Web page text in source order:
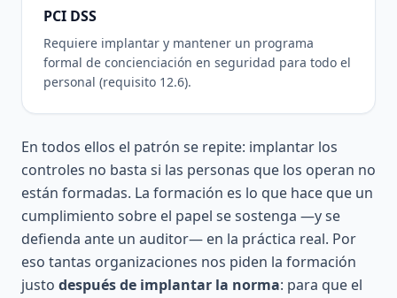
PCI DSS
Requiere implantar y mantener un programa
formal de concienciación en seguridad para todo el
personal (requisito 12.6).
En todos ellos el patrón se repite: implantar los
controles no basta si las personas que los operan no
están formadas. La formación es lo que hace que un
cumplimiento sobre el papel se sostenga —y se
defienda ante un auditor— en la práctica real. Por
eso tantas organizaciones nos piden la formación
justo después de implantar la norma: para que el